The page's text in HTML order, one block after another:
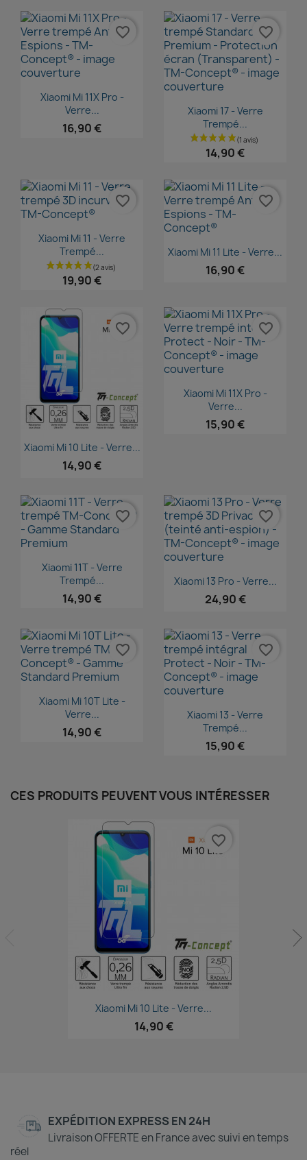
Aperçu rapide
Xiaomi Mi 11X Pro -
Verre...
16,90 €
favorite_border
Aperçu rapide
Xiaomi 17 - Verre
Trempé...
14,90 €
favorite_border
Aperçu rapide
Xiaomi Mi 11 - Verre
Trempé...
19,90 €
favorite_border
Aperçu rapide
Xiaomi Mi 11 Lite - Verre...
16,90 €
favorite_border
Aperçu rapide
Xiaomi Mi 10 Lite - Verre...
14,90 €
favorite_border
Aperçu rapide
Xiaomi Mi 11X Pro -
Verre...
15,90 €
favorite_border
Aperçu rapide
Xiaomi 11T - Verre
Trempé...
14,90 €
favorite_border
Aperçu rapide
Xiaomi 13 Pro - Verre...
24,90 €
favorite_border
Aperçu rapide
Xiaomi Mi 10T Lite -
Verre...
14,90 €
favorite_border
Aperçu rapide
Xiaomi 13 - Verre
Trempé...
15,90 €
favorite_border
CES PRODUITS PEUVENT VOUS INTÉRESSER
Aperçu rapide
Xiaomi Mi 10 Lite - Verre...
14,90 €
favorite_border
EXPÉDITION EXPRESS EN 24H
Livraison OFFERTE en France avec suivi en temps
réel